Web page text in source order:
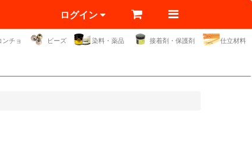
ログイン
ンチョ ビーズ 染料・薬品 接着剤・保護剤 仕立材料